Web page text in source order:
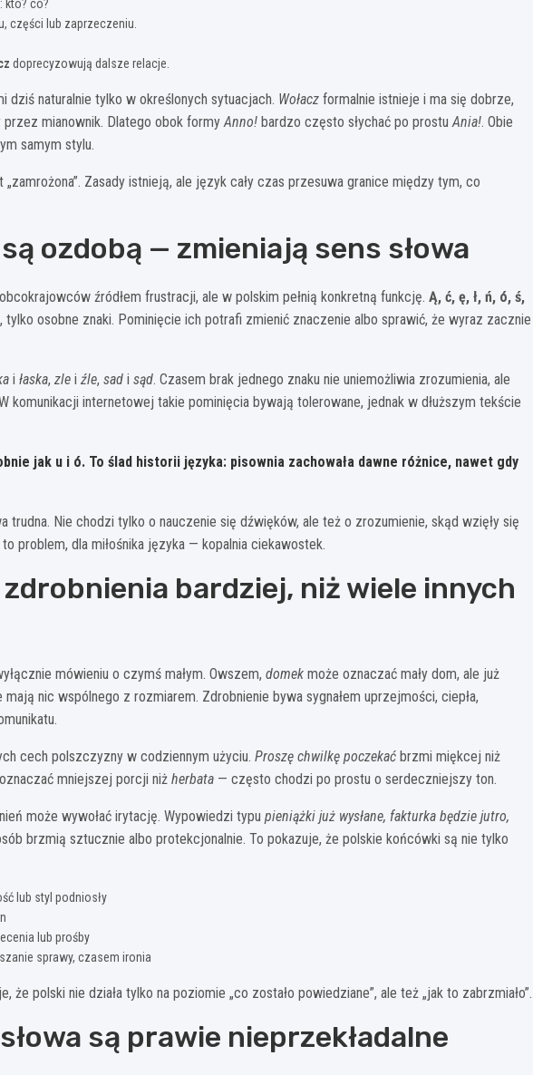
kto? co?
części lub zaprzeczeniu.
doprecyzowują dalsze relacje.
naturalnie tylko w określonych sytuacjach. Wołacz formalnie istnieje i ma się dobrze,
mianownik. Dlatego obok formyAnno! bardzo często słychać po prostuAnia!. Obie
samym stylu.
Zasady istnieją, ale język cały czas przesuwa granice między tym, co
ozdobą — zmieniają sens słowa
źródłem frustracji, ale w polskim pełnią konkretną funkcję. Ą, ć, ę, ł, ń, ó, ś,
tylko osobne znaki. Pominięcie ich potrafi zmienić znaczenie albo sprawić, że wyraz zacznie
i łaska, zle i źle, sad i sąd. Czasem brak jednego znaku nie uniemożliwia zrozumienia, ale
komunikacji internetowej takie pominięcia bywają tolerowane, jednak w dłuższym tekście
jak u i ó. To ślad historii języka: pisownia zachowała dawne różnice, nawet gdy
trudna. Nie chodzi tylko o nauczenie się dźwięków, ale też o zrozumienie, skąd wzięły się
problem, dla miłośnika języka — kopalnia ciekawostek.
bardziej, niż wiele innych
mówieniu o czymś małym. Owszem, domek może oznaczać mały dom, ale już
nic wspólnego z rozmiarem. Zdrobnienie bywa sygnałem uprzejmości, ciepła,
cech polszczyzny w codziennym użyciu. Proszę chwilkę poczekać brzmi miękcej niż
mniejszej porcji niż herbata — często chodzi po prostu o serdeczniejszy ton.
może wywołać irytację. Wypowiedzi typu pieniążki już wysłane, fakturka będzie jutro,
brzmią sztucznie albo protekcjonalnie. To pokazuje, że polskie końcówki są nie tylko
lub styl podniosły
lub prośby
sprawy, czasem ironia
że polski nie działa tylko na poziomie „co zostało powiedziane”, ale też „jak to zabrzmiało”.
są prawie nieprzekładalne